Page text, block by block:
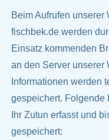
Beim Aufrufen
fischbek.de werden
Einsatz kommenden
an den Server unserer
Informationen werden
gespeichert. Folgende
Ihr Zutun erfasst und
gespeichert: